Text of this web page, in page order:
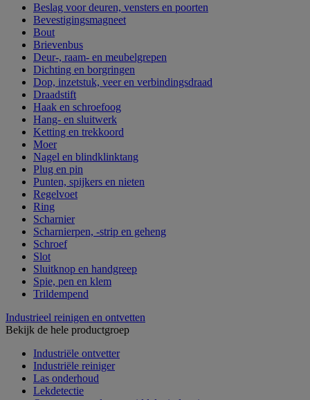
Beslag voor deuren, vensters en poorten
Bevestigingsmagneet
Bout
Brievenbus
Deur-, raam- en meubelgrepen
Dichting en borgringen
Dop, inzetstuk, veer en verbindingsdraad
Draadstift
Haak en schroefoog
Hang- en sluitwerk
Ketting en trekkoord
Moer
Nagel en blindklinktang
Plug en pin
Punten, spijkers en nieten
Regelvoet
Ring
Scharnier
Scharnierpen, -strip en geheng
Schroef
Slot
Sluitknop en handgreep
Spie, pen en klem
Trildempend
Industrieel reinigen en ontvetten
Bekijk de hele productgroep
Industriële ontvetter
Industriële reiniger
Las onderhoud
Lekdetectie